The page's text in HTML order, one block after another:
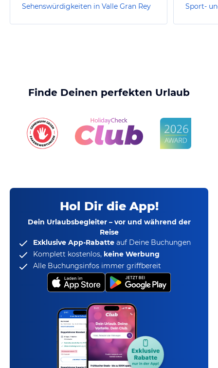
Sehenswürdigkeiten in Valle Gran Rey
Finde Deinen perfekten Urlaub
Hol Dir die App!
Dein Urlaubsbegleiter – vor und während der
Reise
Exklusive App-Rabatte auf Deine Buchungen
Komplett kostenlos, keine Werbung
Alle Buchungsinfos immer griffbereit